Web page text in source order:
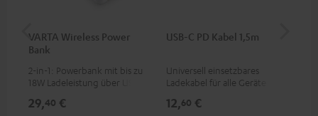
VARTA Wireless Power
Bank
2-in-1: Powerbank mit bis zu
18W Ladeleistung über USB
bis zu 10W Ladestrom
29,40 €
USB-C PD Kabel 1,5m
Universell einsetzbares
Ladekabel für alle Geräte mit
alle Teufel Produkte mit USB-
12,60 €